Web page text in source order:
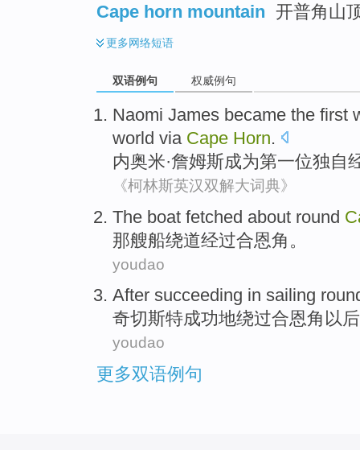
Cape horn mountain 开普角山
更多网络短语
双语例句 权威例句
Naomi James became the first
world via Cape Horn.
内奥米·詹姆斯成为第一位独自
《柯林斯英汉双解大词典》
The boat fetched about round
那艘船绕道经过合恩角 。
youdao
After succeeding in sailing
奇切斯特成功地绕过合恩角 以后
youdao
更多双语例句